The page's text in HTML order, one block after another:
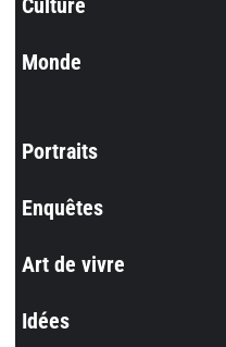
Monde
Portraits
Enquêtes
Art de vivre
Idées